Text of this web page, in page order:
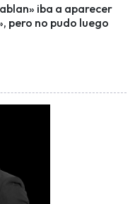
iba a aparecer
pero no pudo luego